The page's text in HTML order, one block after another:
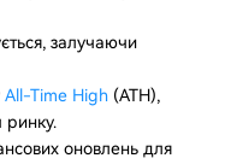
залучаючи
All-Time High (ATH),
ринку.
оновлень для